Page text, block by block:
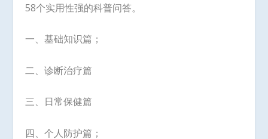
58个实用性强的科普问答。
一、基础知识篇；
二、诊断治疗篇
三、日常保健篇
四、个人防护篇；